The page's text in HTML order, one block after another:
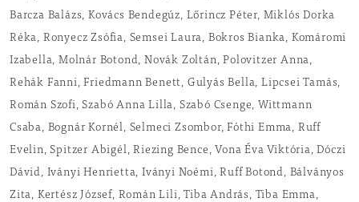
Barcza Balázs, Kovács Bendegúz, Lőrincz Péter, Miklós Dorka
Réka, Ronyecz Zsófia, Semsei Laura, Bokros Bianka, Komáromi
Izabella, Molnár Botond, Novák Zoltán, Polovitzer Anna,
Rehák Fanni, Friedmann Benett, Gulyás Bella, Lipcsei Tamás,
Román Szofi, Szabó Anna Lilla, Szabó Csenge, Wittmann
Csaba, Bognár Kornél, Selmeci Zsombor, Fóthi Emma, Ruff
Evelin, Spitzer Abigél, Riezing Bence, Vona Éva Viktória, Dóczi
Dávid, Iványi Henrietta, Iványi Noémi, Ruff Botond, Bálványos
Zita, Kertész József, Román Lili, Tiba András, Tiba Emma,